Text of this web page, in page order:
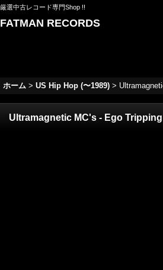
厳選中古レコード専門Shop !!
FATMAN RECORDS
ホーム > US Hip Hop (〜1989) >
Ultramagnetic MC's - Ego